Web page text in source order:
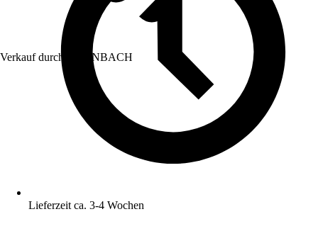
Verkauf durch: HORNBACH
Lieferzeit ca. 3-4 Wochen